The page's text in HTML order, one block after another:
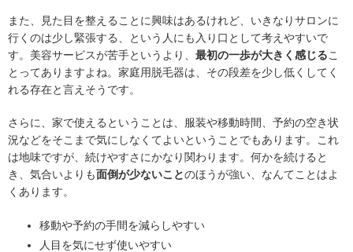
また、見た目を整えることに興味はあるけれど、いきなりサロンに
行くのは少し緊張する、という人にも入り口として考えやすいで
す。美容サービスが苦手というより、 最初の一歩が大きく感じるこ
とってありますよね。家庭用脱毛器は、その段差を少し低くしてく
れる存在と言えそうです。
さらに、家で使えるということは、服装や移動時間、予約の空き状
況などをそこまで気にしなくてよいということでもあります。これ
は地味ですが、続けやすさにかなり関わります。何かを続けると
き、気合いよりも面倒が少ないことのほうが強い、なんてことはよ
くあります。
移動や予約の手間を減らしやすい
人目を気にせず使いやすい